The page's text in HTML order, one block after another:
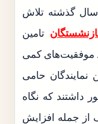
گذشته تلاش
تامین
موفقیت‌های کمی
نمایندگان حامی
داشتند که نگاه
از جمله افزایش